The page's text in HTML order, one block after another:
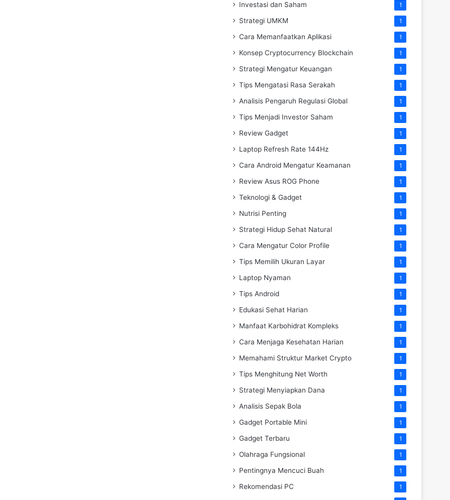
Investasi dan Saham 1
Strategi UMKM 1
Cara Memanfaatkan Aplikasi 1
Konsep Cryptocurrency Blockchain 1
Strategi Mengatur Keuangan 1
Tips Mengatasi Rasa Serakah 1
Analisis Pengaruh Regulasi Global 1
Tips Menjadi Investor Saham 1
Review Gadget 1
Laptop Refresh Rate 144Hz 1
Cara Android Mengatur Keamanan 1
Review Asus ROG Phone 1
Teknologi & Gadget 1
Nutrisi Penting 1
Strategi Hidup Sehat Natural 1
Cara Mengatur Color Profile 1
Tips Memilih Ukuran Layar 1
Laptop Nyaman 1
Tips Android 1
Edukasi Sehat Harian 1
Manfaat Karbohidrat Kompleks 1
Cara Menjaga Kesehatan Harian 1
Memahami Struktur Market Crypto 1
Tips Menghitung Net Worth 1
Strategi Menyiapkan Dana 1
Analisis Sepak Bola 1
Gadget Portable Mini 1
Gadget Terbaru 1
Olahraga Fungsional 1
Pentingnya Mencuci Buah 1
Rekomendasi PC 1